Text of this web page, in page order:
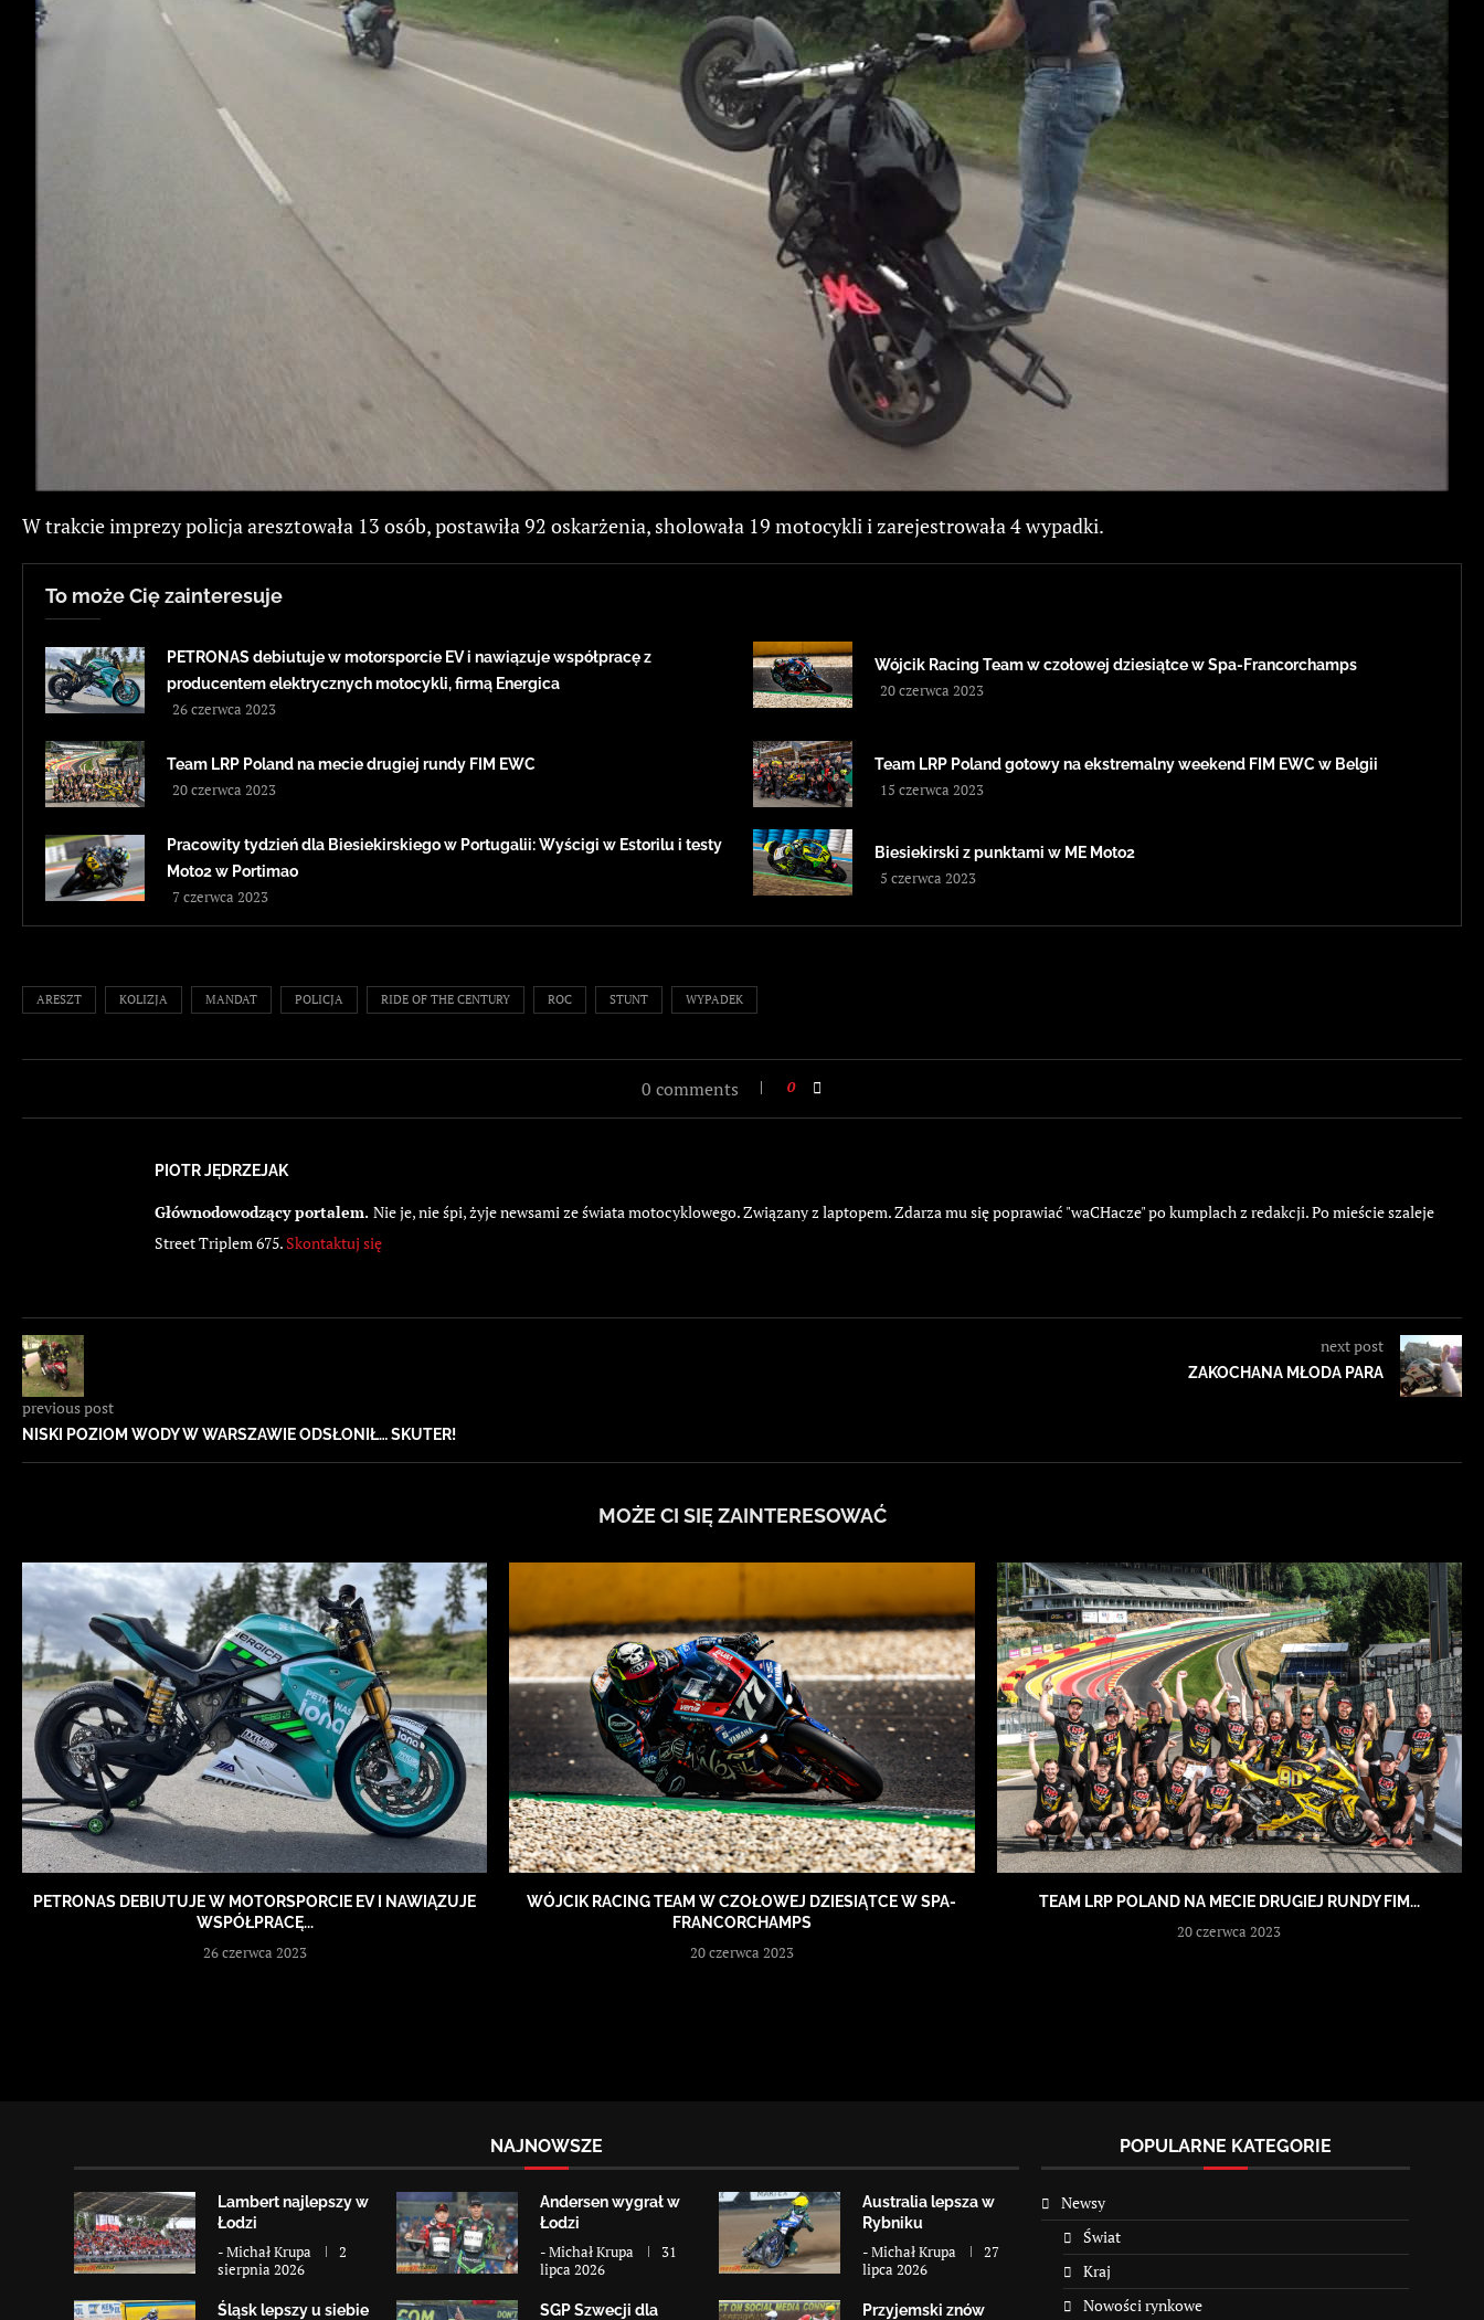
W trakcie imprezy policja aresztowała 13 osób, postawiła 92 oskarżenia, sholowała 19 motocykli i zarejestrowała 4 wypadki.
To może Cię zainteresuje
PETRONAS debiutuje w motorsporcie EV i nawiązuje współpracę z
producentem elektrycznych motocykli, firmą Energica
26 czerwca 2023
Wójcik Racing Team w czołowej dziesiątce w Spa-Francorchamps
20 czerwca 2023
Team LRP Poland na mecie drugiej rundy FIM EWC
20 czerwca 2023
Team LRP Poland gotowy na ekstremalny weekend FIM EWC w Belgii
15 czerwca 2023
Pracowity tydzień dla Biesiekirskiego w Portugalii: Wyścigi w Estorilu i testy
Moto2 w Portimao
7 czerwca 2023
Biesiekirski z punktami w ME Moto2
5 czerwca 2023
ARESZT KOLIZJA MANDAT POLICJA RIDE OF THE CENTURY ROC STUNT WYPADEK
0 comments 0
PIOTR JĘDRZEJAK
Głównodowodzący portalem. Nie je, nie śpi, żyje newsami ze świata motocyklowego. Związany z laptopem. Zdarza mu się poprawiać "waCHacze" po kumplach z redakcji. Po mieście szaleje
Street Triplem 675. Skontaktuj się
previous post
NISKI POZIOM WODY W WARSZAWIE ODSŁONIŁ… SKUTER!
next post
ZAKOCHANA MŁODA PARA
MOŻE CI SIĘ ZAINTERESOWAĆ
PETRONAS DEBIUTUJE W MOTORSPORCIE EV I NAWIĄZUJE
WSPÓŁPRACĘ...
26 czerwca 2023
WÓJCIK RACING TEAM W CZOŁOWEJ DZIESIĄTCE W SPA-
FRANCORCHAMPS
20 czerwca 2023
TEAM LRP POLAND NA MECIE DRUGIEJ RUNDY FIM...
20 czerwca 2023
NAJNOWSZE
Lambert najlepszy w
Łodzi
-Michał Krupa
2
sierpnia 2026
Andersen wygrał w
Łodzi
-Michał Krupa
31
lipca 2026
Australia lepsza w
Rybniku
-Michał Krupa
27
lipca 2026
Śląsk lepszy u siebie SGP Szwecji dla Przyjemski znów
POPULARNE KATEGORIE
Newsy
Świat
Kraj
Nowości rynkowe